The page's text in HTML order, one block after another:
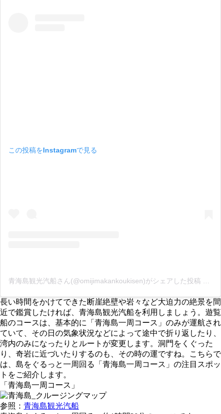
この投稿をInstagramで見る
青海島観光汽船さん(@omijimakankoukisen)がシェアした投稿
長い時間をかけてできた断崖絶壁や岩々など大迫力の絶景を間
近で鑑賞したければ、青海島観光汽船を利用しましょう。遊覧
船のコースは、基本的に「青海島一周コース」のみが運航され
ていて、その日の気象状況などによって途中で折り返したり、
湾内のみになったりとルートが変更します。洞門をくぐった
り、奇岩に近づいたりするのも、その時の運ですね。こちらで
は、島をぐるっと一周回る「青海島一周コース」の注目スポッ
トをご紹介します。
「青海島一周コース」
参照： 青海島観光汽船